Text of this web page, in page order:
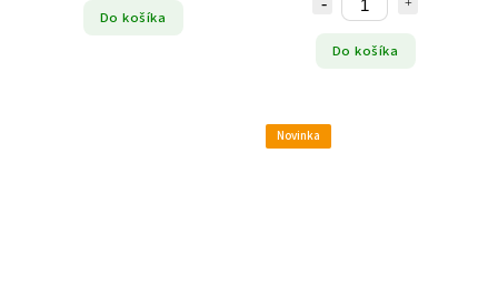
Do košíka
Do košíka
Novinka